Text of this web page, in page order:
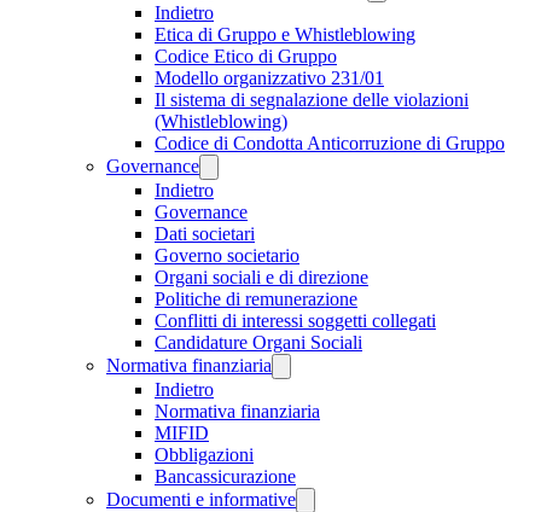
Indietro
Etica di Gruppo e Whistleblowing
Codice Etico di Gruppo
Modello organizzativo 231/01
Il sistema di segnalazione delle violazioni
(Whistleblowing)
Codice di Condotta Anticorruzione di Gruppo
Governance
Indietro
Governance
Dati societari
Governo societario
Organi sociali e di direzione
Politiche di remunerazione
Conflitti di interessi soggetti collegati
Candidature Organi Sociali
Normativa finanziaria
Indietro
Normativa finanziaria
MIFID
Obbligazioni
Bancassicurazione
Documenti e informative